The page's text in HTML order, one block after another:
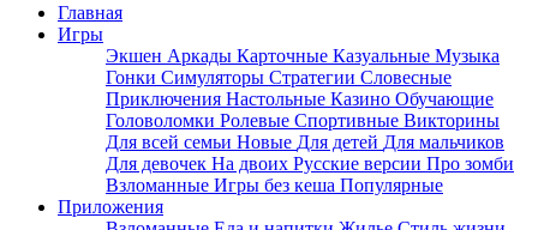
Главная
Игры
Экшен Аркады Карточные Казуальные Музыка
Гонки Симуляторы Стратегии Словесные
Приключения Настольные Казино Обучающие
Головоломки Ролевые Спортивные Викторины
Для всей семьи Новые Для детей Для мальчиков
Для девочек На двоих Русские версии Про зомби
Взломанные Игры без кеша Популярные
Приложения